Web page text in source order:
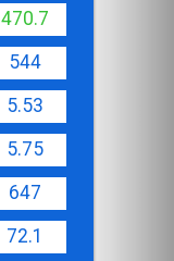
470.7
544
5.53
5.75
647
72.1